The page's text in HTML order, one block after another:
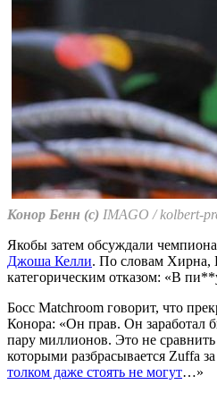
Конор Бенн (с) IMAGO / kolbert-
Якобы затем обсуждали
Джоша Келли. По словам Хирна,
категорическим отказом: «В
Босс Matchroom говорит, что
Конора: «Он прав. Он заработал
пару миллионов. Это не
которыми разбрасывается Zuffa
толком даже стоять не могут…»